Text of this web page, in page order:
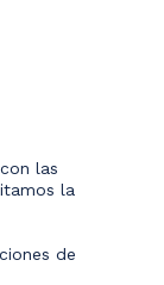
las
la
de